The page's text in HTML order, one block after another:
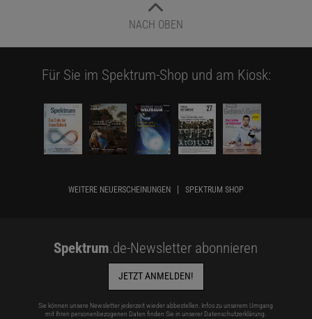
NACH OBEN
Für Sie im Spektrum-Shop und am Kiosk:
WEITERE NEUERSCHEINUNGEN SPEKTRUM SHOP
Spektrum.de-Newsletter abonnieren
JETZT ANMELDEN!
Sie können unsere Newsletter jederzeit wieder abbestellen. Infos zu unserem Umgang
mit Ihren personenbezogenen Daten finden Sie in unserer Datenschutzerklärung.